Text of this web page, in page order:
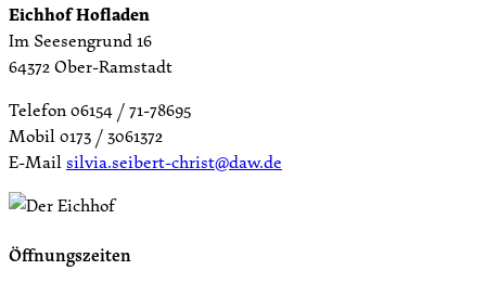
Eichhof Hofladen
Im Seesengrund 16
64372 Ober-Ramstadt
Telefon 06154 / 71-78695
Mobil 0173 / 3061372
E-Mailsilvia.seibert-christ@daw.de
Öffnungszeiten